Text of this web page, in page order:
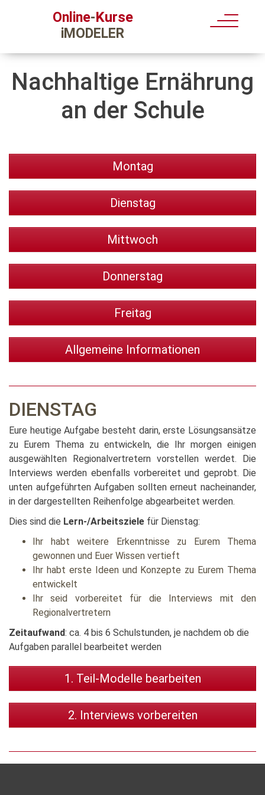
Online-Kurse
iMODELER
Nachhaltige Ernährung
an der Schule
Montag
Dienstag
Mittwoch
Donnerstag
Freitag
Allgemeine Informationen
DIENSTAG
Eure heutige Aufgabe besteht darin, erste Lösungsansätze
zu Eurem Thema zu entwickeln, die Ihr morgen einigen
ausgewählten Regionalvertretern vorstellen werdet. Die
Interviews werden ebenfalls vorbereitet und geprobt. Die
unten aufgeführten Aufgaben sollten erneut nacheinander,
in der dargestellten Reihenfolge abgearbeitet werden.
Dies sind die Lern-/Arbeitsziele für Dienstag:
Ihr habt weitere Erkenntnisse zu Eurem Thema
gewonnen und Euer Wissen vertieft
Ihr habt erste Ideen und Konzepte zu Eurem Thema
entwickelt
Ihr seid vorbereitet für die Interviews mit den
Regionalvertretern
Zeitaufwand: ca. 4 bis 6 Schulstunden, je nachdem ob die
Aufgaben parallel bearbeitet werden
1. Teil-Modelle bearbeiten
2. Interviews vorbereiten